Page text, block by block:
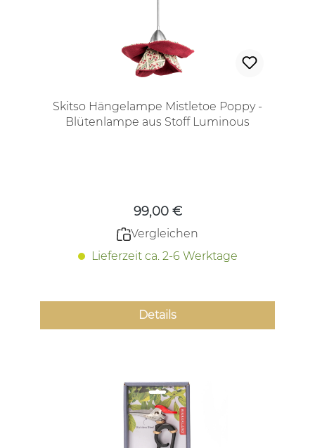
Skitso Hängelampe Mistletoe Poppy -
Blütenlampe aus Stoff Luminous
99,00 €
Vergleichen
Lieferzeit ca. 2-6 Werktage
Details